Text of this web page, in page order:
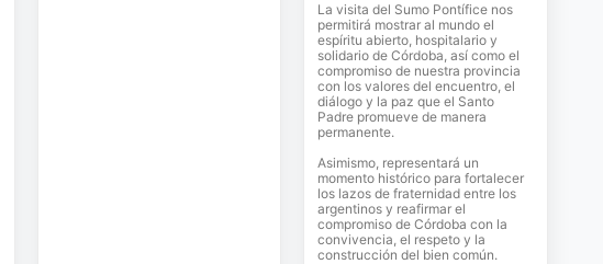
La visita del Sumo Pontífice nos
permitirá mostrar al mundo el
espíritu abierto, hospitalario y
solidario de Córdoba, así como el
compromiso de nuestra provincia
con los valores del encuentro, el
diálogo y la paz que el Santo
Padre promueve de manera
permanente.
Asimismo, representará un
momento histórico para fortalecer
los lazos de fraternidad entre los
argentinos y reafirmar el
compromiso de Córdoba con la
convivencia, el respeto y la
construcción del bien común.